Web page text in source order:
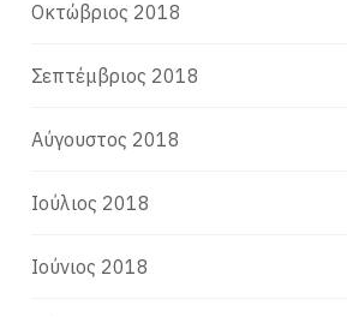
Οκτώβριος 2018
Σεπτέμβριος 2018
Αύγουστος 2018
Ιούλιος 2018
Ιούνιος 2018